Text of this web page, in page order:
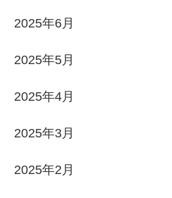
2025年6月
2025年5月
2025年4月
2025年3月
2025年2月